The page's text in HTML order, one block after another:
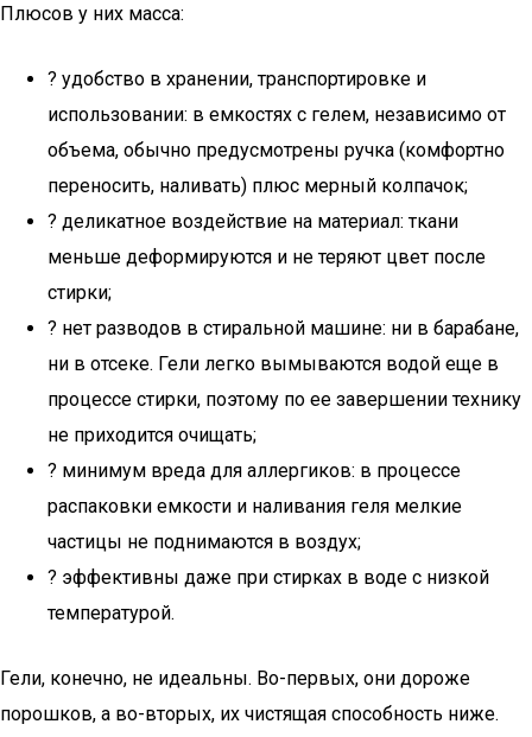
Плюсов у них масса:
? удобство в хранении, транспортировке и
использовании: в емкостях с гелем, независимо от
объема, обычно предусмотрены ручка (комфортно
переносить, наливать) плюс мерный колпачок;
? деликатное воздействие на материал: ткани
меньше деформируются и не теряют цвет после
стирки;
? нет разводов в стиральной машине: ни в барабане,
ни в отсеке. Гели легко вымываются водой еще в
процессе стирки, поэтому по ее завершении технику
не приходится очищать;
? минимум вреда для аллергиков: в процессе
распаковки емкости и наливания геля мелкие
частицы не поднимаются в воздух;
? эффективны даже при стирках в воде с низкой
температурой.
Гели, конечно, не идеальны. Во-первых, они дороже
порошков, а во-вторых, их чистящая способность ниже.